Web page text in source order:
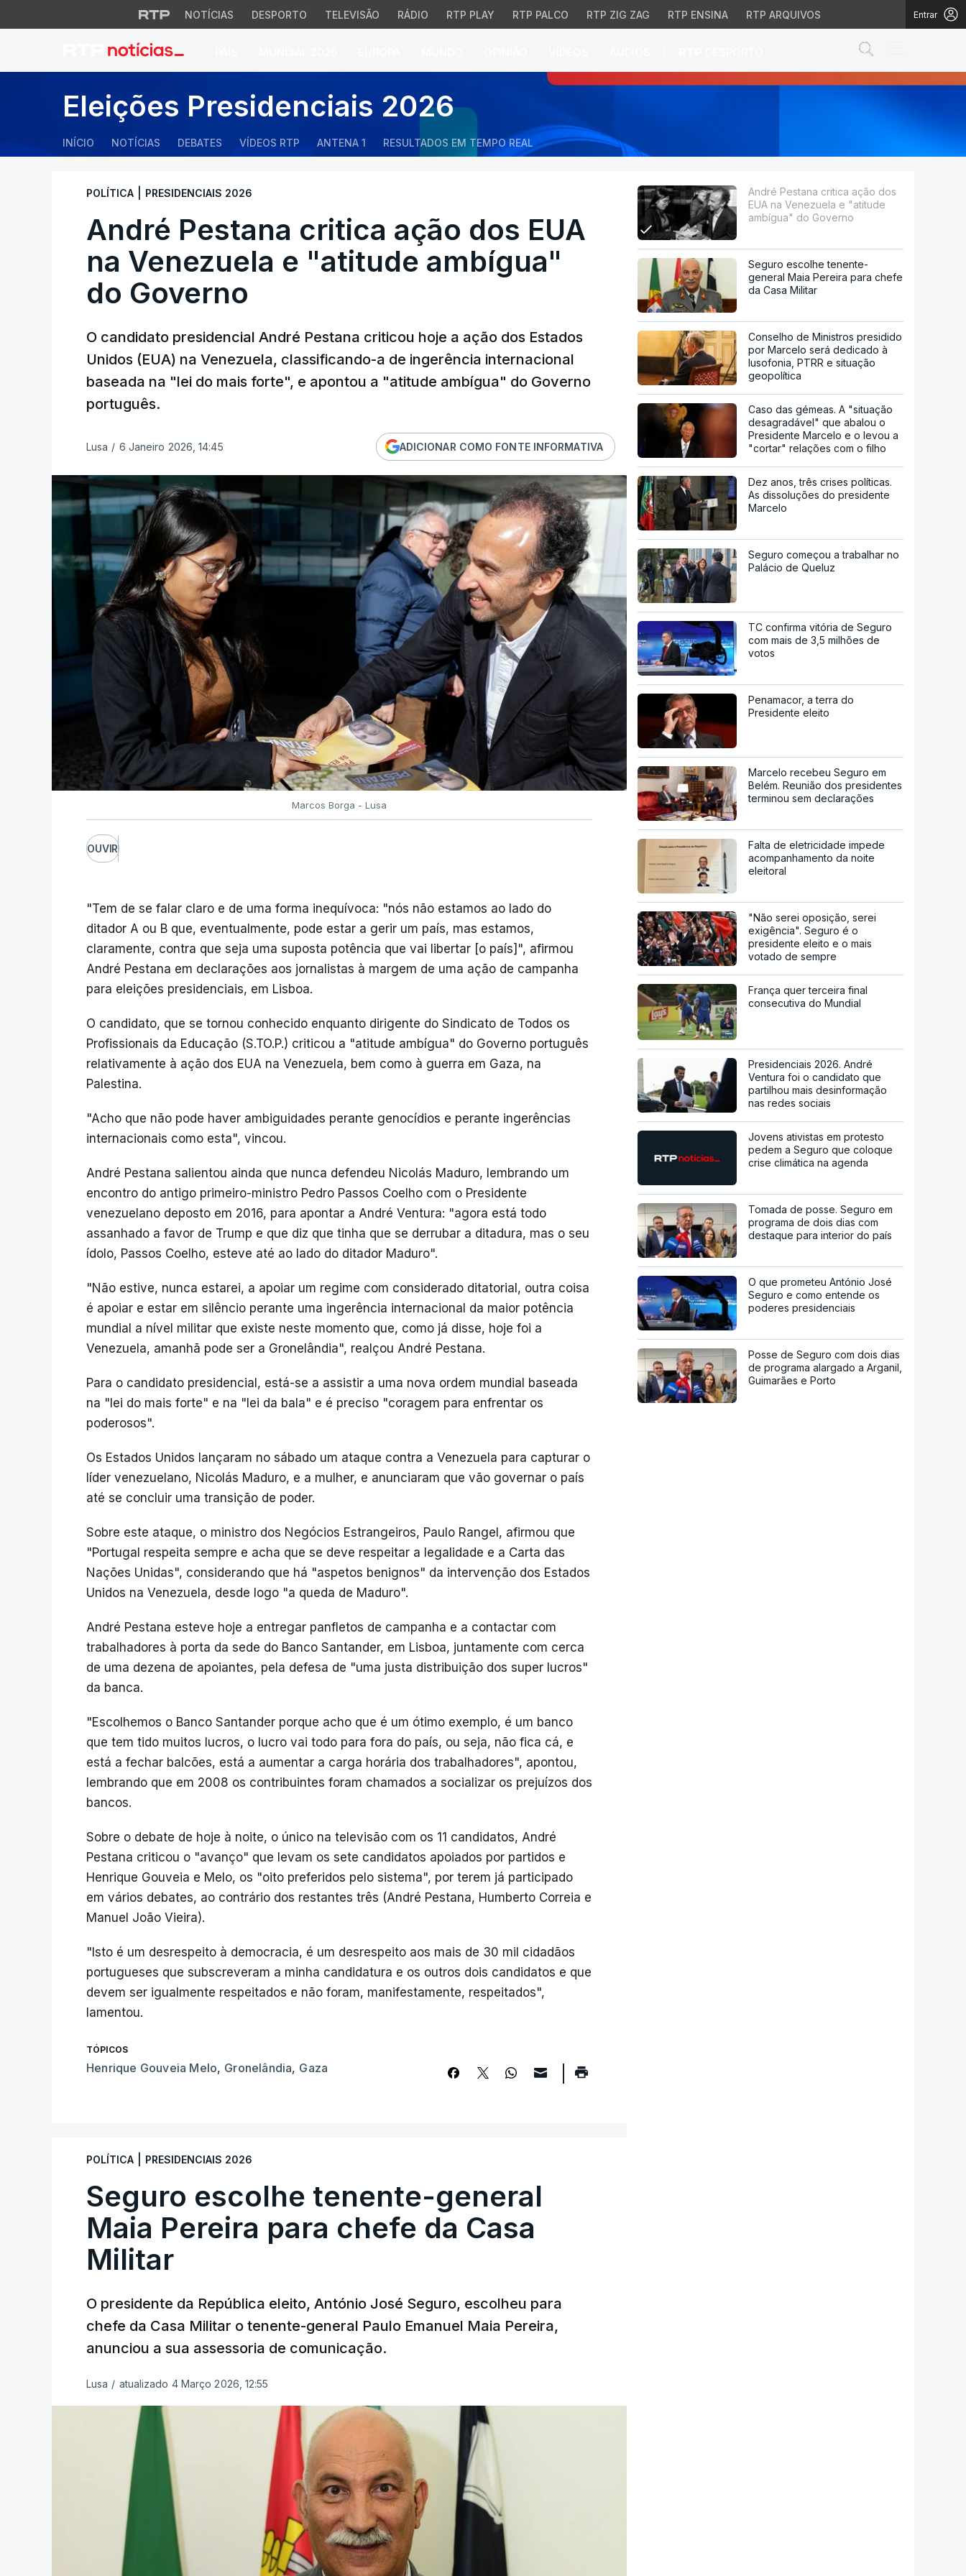
NOTÍCIAS DESPORTO TELEVISÃO RÁDIO RTP PLAY RTP PALCO RTP ZIG ZAG RTP ENSINA RTP ARQUIVOS Entrar
André Pestana critica ação dos EUA na Venezuela e "atitude
Eleições Presidenciais 2026
INÍCIO NOTÍCIAS DEBATES VÍDEOS RTP ANTENA 1 RESULTADOS EM TEMPO REAL
POLÍTICA PRESIDENCIAIS 2026
André Pestana critica ação dos EUA
na Venezuela e "atitude ambígua"
do Governo
O candidato presidencial André Pestana criticou hoje a ação dos Estados
Unidos (EUA) na Venezuela, classificando-a de ingerência internacional
baseada na "lei do mais forte", e apontou a "atitude ambígua" do Governo
português.
Lusa / 6 Janeiro 2026, 14:45 ADICIONAR COMO FONTE INFORMATIVA
Marcos Borga - Lusa
OUVIR
"Tem de se falar claro e de uma forma inequívoca: "nós não estamos ao lado do
ditador A ou B que, eventualmente, pode estar a gerir um país, mas estamos,
claramente, contra que seja uma suposta potência que vai libertar [o país]", afirmou
André Pestana em declarações aos jornalistas à margem de uma ação de campanha
para eleições presidenciais, em Lisboa.
O candidato, que se tornou conhecido enquanto dirigente do Sindicato de Todos os
Profissionais da Educação (S.TO.P.) criticou a "atitude ambígua" do Governo português
relativamente à ação dos EUA na Venezuela, bem como à guerra em Gaza, na
Palestina.
"Acho que não pode haver ambiguidades perante genocídios e perante ingerências
internacionais como esta", vincou.
André Pestana salientou ainda que nunca defendeu Nicolás Maduro, lembrando um
encontro do antigo primeiro-ministro Pedro Passos Coelho com o Presidente
venezuelano deposto em 2016, para apontar a André Ventura: "agora está todo
assanhado a favor de Trump e que diz que tinha que se derrubar a ditadura, mas o seu
ídolo, Passos Coelho, esteve até ao lado do ditador Maduro".
"Não estive, nunca estarei, a apoiar um regime com considerado ditatorial, outra coisa
é apoiar e estar em silêncio perante uma ingerência internacional da maior potência
mundial a nível militar que existe neste momento que, como já disse, hoje foi a
Venezuela, amanhã pode ser a Gronelândia", realçou André Pestana.
Para o candidato presidencial, está-se a assistir a uma nova ordem mundial baseada
na "lei do mais forte" e na "lei da bala" e é preciso "coragem para enfrentar os
poderosos".
Os Estados Unidos lançaram no sábado um ataque contra a Venezuela para capturar o
líder venezuelano, Nicolás Maduro, e a mulher, e anunciaram que vão governar o país
até se concluir uma transição de poder.
Sobre este ataque, o ministro dos Negócios Estrangeiros, Paulo Rangel, afirmou que
"Portugal respeita sempre e acha que se deve respeitar a legalidade e a Carta das
Nações Unidas", considerando que há "aspetos benignos" da intervenção dos Estados
Unidos na Venezuela, desde logo "a queda de Maduro".
André Pestana esteve hoje a entregar panfletos de campanha e a contactar com
trabalhadores à porta da sede do Banco Santander, em Lisboa, juntamente com cerca
de uma dezena de apoiantes, pela defesa de "uma justa distribuição dos super lucros"
da banca.
"Escolhemos o Banco Santander porque acho que é um ótimo exemplo, é um banco
que tem tido muitos lucros, o lucro vai todo para fora do país, ou seja, não fica cá, e
está a fechar balcões, está a aumentar a carga horária dos trabalhadores", apontou,
lembrando que em 2008 os contribuintes foram chamados a socializar os prejuízos dos
bancos.
Sobre o debate de hoje à noite, o único na televisão com os 11 candidatos, André
Pestana criticou o "avanço" que levam os sete candidatos apoiados por partidos e
Henrique Gouveia e Melo, os "oito preferidos pelo sistema", por terem já participado
em vários debates, ao contrário dos restantes três (André Pestana, Humberto Correia e
Manuel João Vieira).
"Isto é um desrespeito à democracia, é um desrespeito aos mais de 30 mil cidadãos
portugueses que subscreveram a minha candidatura e os outros dois candidatos e que
devem ser igualmente respeitados e não foram, manifestamente, respeitados",
lamentou.
TÓPICOS
Henrique Gouveia Melo, Gronelândia, Gaza
POLÍTICA PRESIDENCIAIS 2026
Seguro escolhe tenente-general
Maia Pereira para chefe da Casa
Militar
O presidente da República eleito, António José Seguro, escolheu para
chefe da Casa Militar o tenente-general Paulo Emanuel Maia Pereira,
anunciou a sua assessoria de comunicação.
Lusa / atualizado 4 Março 2026, 12:55
André Pestana critica ação dos
EUA na Venezuela e "atitude
ambígua" do Governo
Seguro escolhe tenente-
general Maia Pereira para chefe
da Casa Militar
Conselho de Ministros presidido
por Marcelo será dedicado à
lusofonia, PTRR e situação
geopolítica
Caso das gémeas. A "situação
desagradável" que abalou o
Presidente Marcelo e o levou a
"cortar" relações com o filho
Dez anos, três crises políticas.
As dissoluções do presidente
Marcelo
Seguro começou a trabalhar no
Palácio de Queluz
TC confirma vitória de Seguro
com mais de 3,5 milhões de
votos
Penamacor, a terra do
Presidente eleito
Marcelo recebeu Seguro em
Belém. Reunião dos presidentes
terminou sem declarações
Falta de eletricidade impede
acompanhamento da noite
eleitoral
"Não serei oposição, serei
exigência". Seguro é o
presidente eleito e o mais
votado de sempre
França quer terceira final
consecutiva do Mundial
Presidenciais 2026. André
Ventura foi o candidato que
partilhou mais desinformação
nas redes sociais
Jovens ativistas em protesto
pedem a Seguro que coloque
crise climática na agenda
Tomada de posse. Seguro em
programa de dois dias com
destaque para interior do país
O que prometeu António José
Seguro e como entende os
poderes presidenciais
Posse de Seguro com dois dias
de programa alargado a Arganil,
Guimarães e Porto